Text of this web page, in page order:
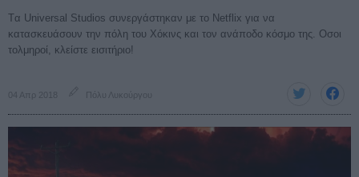
Tα Universal Studios συνεργάστηκαν με το Netflix για να
κατασκευάσουν την πόλη του Χόκινς και τον ανάποδο κόσμο της. Οσοι
τολμηροί, κλείστε εισιτήριο!
04 Απρ 2018 Πόλυ Λυκούργου